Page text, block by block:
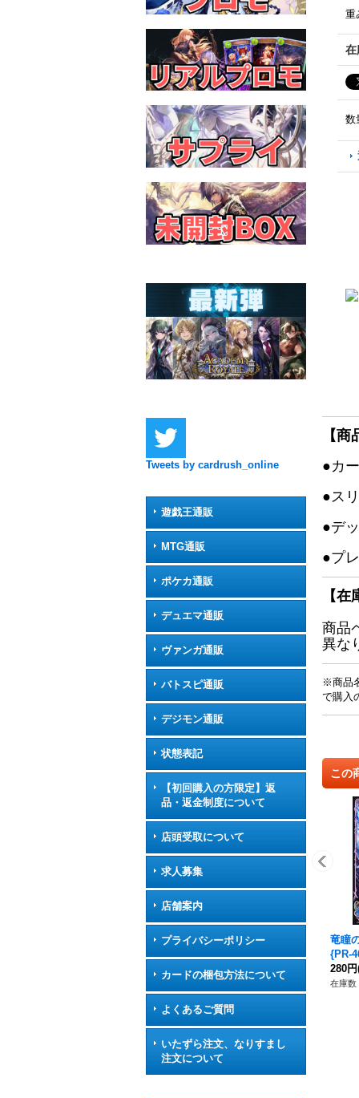
Tweets by cardrush_online
遊戯王通販
MTG通販
ポケカ通販
デュエマ通販
ヴァンガ通販
バトスピ通販
デジモン通販
状態表記
【初回購入の方限定】返
品・返金制度について
店頭受取について
求人募集
店舗案内
プライバシーポリシー
カードの梱包方法について
よくあるご質問
いたずら注文、なりすまし
注文について
重
在
数
【
●カ
●ス
●デ
●プ
【
商品
異な
※商品
で購入
この
竜瞳
{PR-
280円
在庫数